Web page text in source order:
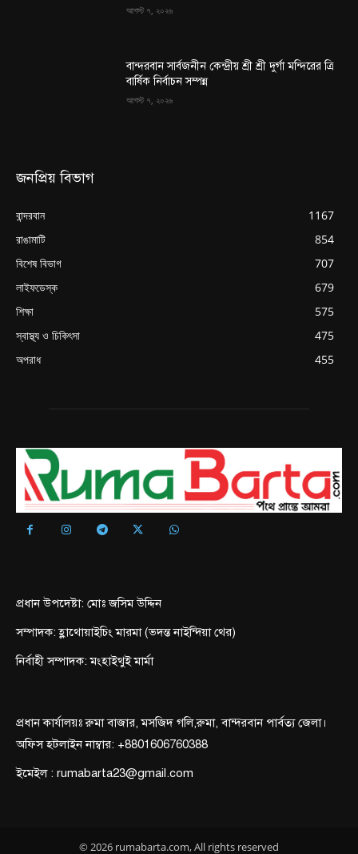
আগস্ট ৭, ২০২৬
বান্দরবান সার্বজনীন কেন্দ্রীয় শ্রী শ্রী দুর্গা মন্দিরের ত্রি
বার্ষিক নির্বাচন সম্পন্ন
আগস্ট ৭, ২০২৬
জনপ্রিয় বিভাগ
বান্দরবান
1167
রাঙামাটি
854
বিশেষ বিভাগ
707
লাইফডেস্ক
679
শিক্ষা
575
স্বাস্থ্য ও চিকিৎসা
475
অপরাধ
455
প্রধান উপদেষ্টা: মোঃ জসিম উদ্দিন
সম্পাদক: হ্লাথোয়াইচিং মারমা (ভদন্ত নাইন্দিয়া থের)
নির্বাহী সম্পাদক: মংহাইথুই মার্মা
প্রধান কার্যালয়ঃ রুমা বাজার, মসজিদ গলি,রুমা, বান্দরবান পার্বত্য জেলা।
অফিস হটলাইন নাম্বার: +8801606760388
ইমেইল : rumabarta23@gmail.com
© 2026 rumabarta.com, All rights reserved